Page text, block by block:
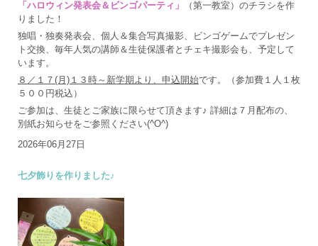
「ハロウィン発表会＆ビンゴパーティ」
（第一教室）のチラシを作
りました！
独唱・独奏発表会、個人＆集合写真撮影、ビンゴゲームでプレゼン
ト交換、毎年人気の講師＆生徒保護者とチェキ撮影会も、予定して
います。
８／１７(月)１３時～新学期より、申込開始です。（参加費１人１枚
５００円税込）
ご参加は、生徒とご家族に限らせて頂きます♪ 詳細は７月配布の、
別紙お知らせをご参照ください(^O^)
2026年06月27日
七夕飾りを作りました♪